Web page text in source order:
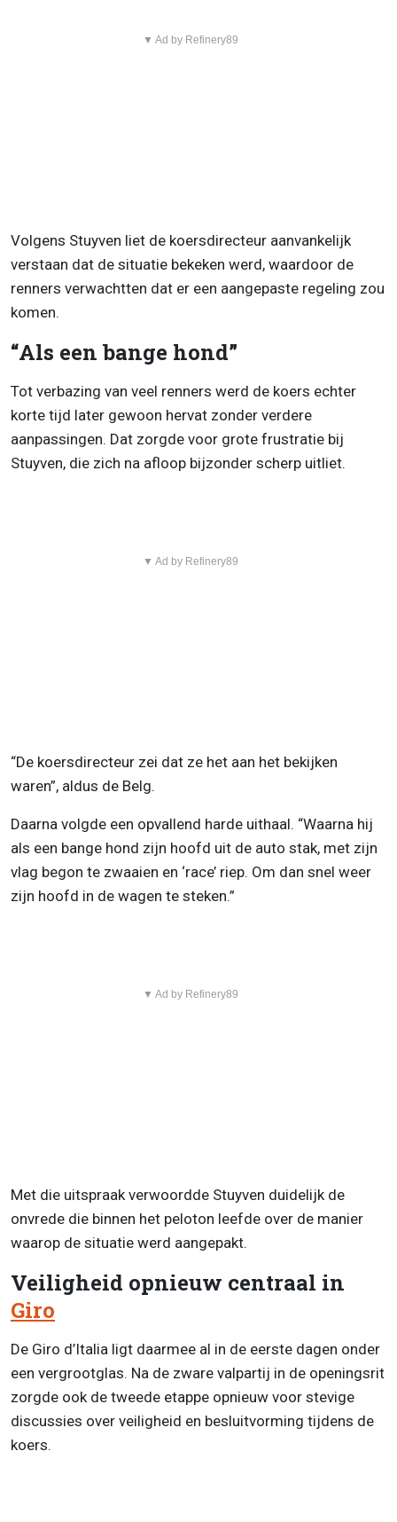
▼ Ad by Refinery89
Volgens Stuyven liet de koersdirecteur aanvankelijk
verstaan dat de situatie bekeken werd, waardoor de
renners verwachtten dat er een aangepaste regeling zou
komen.
“Als een bange hond”
Tot verbazing van veel renners werd de koers echter
korte tijd later gewoon hervat zonder verdere
aanpassingen. Dat zorgde voor grote frustratie bij
Stuyven, die zich na afloop bijzonder scherp uitliet.
▼ Ad by Refinery89
“De koersdirecteur zei dat ze het aan het bekijken
waren”, aldus de Belg.
Daarna volgde een opvallend harde uithaal. “Waarna hij
als een bange hond zijn hoofd uit de auto stak, met zijn
vlag begon te zwaaien en ‘race’ riep. Om dan snel weer
zijn hoofd in de wagen te steken.”
▼ Ad by Refinery89
Met die uitspraak verwoordde Stuyven duidelijk de
onvrede die binnen het peloton leefde over de manier
waarop de situatie werd aangepakt.
Veiligheid opnieuw centraal in
Giro
De Giro d’Italia ligt daarmee al in de eerste dagen onder
een vergrootglas. Na de zware valpartij in de openingsrit
zorgde ook de tweede etappe opnieuw voor stevige
discussies over veiligheid en besluitvorming tijdens de
koers.